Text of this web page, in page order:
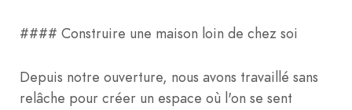
#### Construire une maison loin de chez soi
Depuis notre ouverture, nous avons travaillé sans
relâche pour créer un espace où l'on se sent